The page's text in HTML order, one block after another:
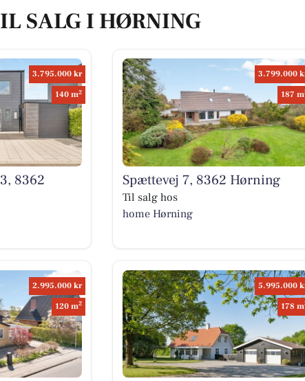
SALG I HØRNING
3.795.000 kr
140 m2
8362
3.799.000
187 m
Spættevej 7, 8362 Hørning
Til salg hos
home Hørning
2.995.000 kr
120 m2
5.995.000
178 m